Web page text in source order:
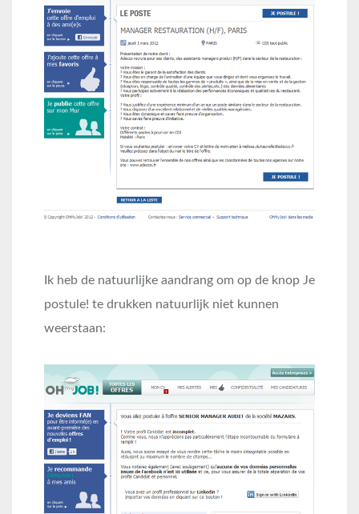
Ik heb de natuurlijke aandrang om op de knop Je
postule! te drukken natuurlijk niet kunnen
weerstaan: